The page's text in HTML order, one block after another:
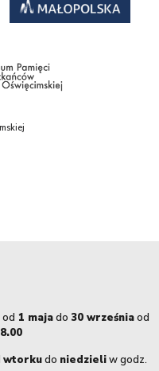
1 majado 30 wrześniaod
wtorkudo niedzieliw godz.